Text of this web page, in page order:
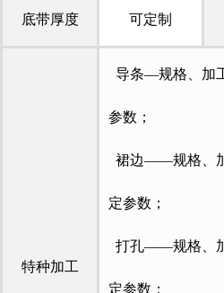
底带厚度 可定制
特种加工
导条—规格、加
参数；
裙边——规格、
定参数；
打孔——规格、
定参数；